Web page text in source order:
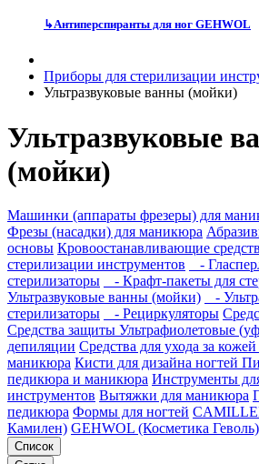
↳Антиперспиранты для ног GEHWOL
Приборы для стерилизации
Ультразвуковые ванны (мойки)
Ультразвуковые
(мойки)
Машинки (аппараты фрезеры) для
Фрезы (насадки) для маникюра
основы Кровоостанавливающие
стерилизации инструментов
-
стерилизаторы
- Крафт-пакеты для
Ультразвуковые ванны (мойки)
-
стерилизаторы
- Рециркуляторы
Средства защиты Ультрафиолетовые
депиляции Средства для ухода за
маникюра Кисти для дизайна ногтей
педикюра и маникюра Инструменты
инструментов Вытяжки для маникюра
педикюра Формы для ногтей
Камилен) GEHWOL (Косметика Геволь)
Список